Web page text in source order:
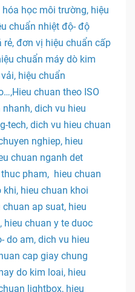
học môi trường, hiệu
chuẩn nhiệt độ- độ
đơn vị hiệu chuẩn cấp
chuẩn máy dò kim
hiệu chuẩn
chuan theo ISO
dich vu hieu
tech, dich vu hieu chuan
nghiep, hieu
chuan nganh det
pham, hieu chuan
hieu chuan khoi
ap suat, hieu
chuan y te duoc
do am, dich vu hieu
cap giay chung
do kim loai, hieu
lightbox, hieu